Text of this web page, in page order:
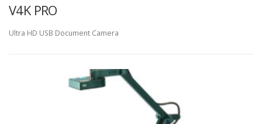
V4K PRO
Ultra HD USB Document Camera